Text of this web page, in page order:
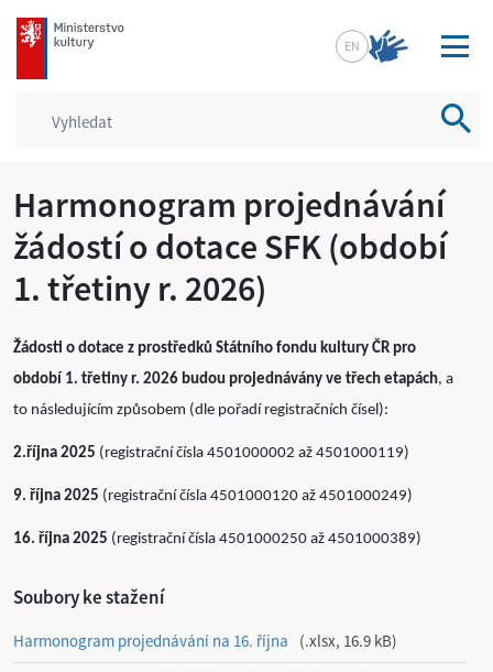
mkcr.cz
EN
Harmonogram projednávání
žádostí o dotace SFK (období
1. třetiny r. 2026)
Žádosti o dotace z prostředků Státního fondu kultury ČR pro
období 1. třetiny r. 2026 budou projednávány ve třech etapách, a
to následujícím způsobem (dle pořadí registračních čísel):
2.října 2025 (registrační čísla 4501000002 až 4501000119)
9. října 2025 (registrační čísla 4501000120 až 4501000249)
16. října 2025 (registrační čísla 4501000250 až 4501000389)
Soubory ke stažení
Harmonogram projednávání na 16. října .xlsx, 16.9 kB